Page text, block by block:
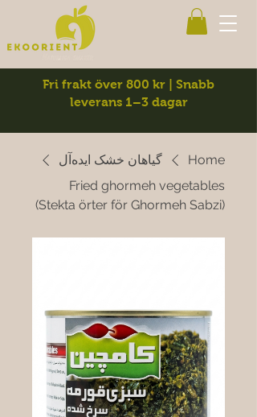
Fri frakt över 800 kr | Snabb
leverans 1–3 dagar
Home
گیاهان خشک ایده‌آل
Fried ghormeh vegetables
(Stekta örter för Ghormeh Sabzi)